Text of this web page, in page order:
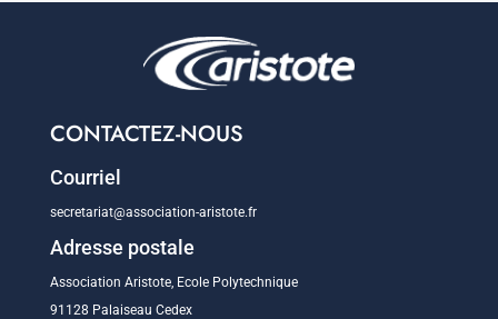
CONTACTEZ-NOUS
Courriel
secretariat@association-aristote.fr
Adresse postale
Association Aristote, Ecole Polytechnique
91128 Palaiseau Cedex